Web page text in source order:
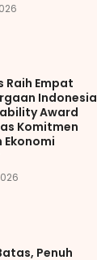
Raih Empat
Indonesia
Award
Komitmen
Ekonomi
Penuh